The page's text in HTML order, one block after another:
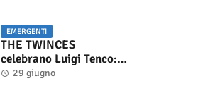
EMERGENTI
THE TWINCES
celebrano Luigi Tenco:
fuori singolo e video di
29 giugno